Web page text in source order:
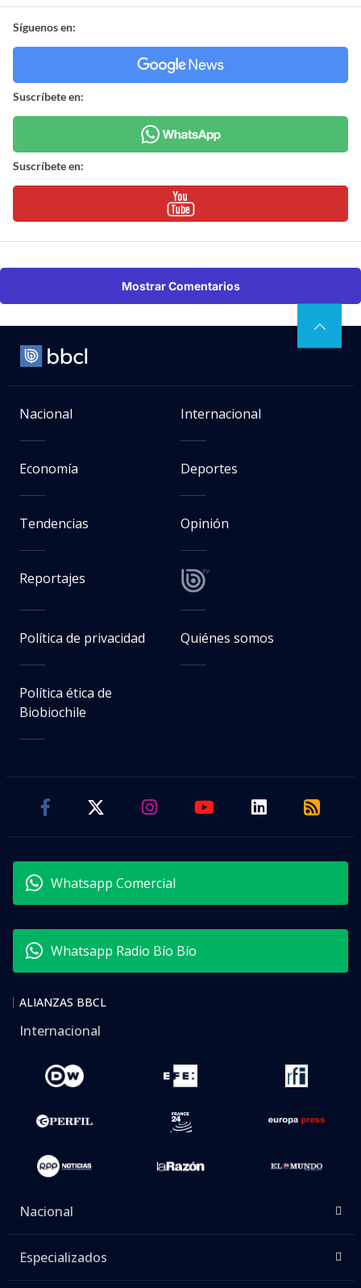
Síguenos en:
Suscríbete en:
Suscríbete en:
Mostrar Comentarios
Nacional Internacional
Economía Deportes
Tendencias Opinión
Reportajes
Política de privacidad Quiénes somos
Política ética de
Biobiochile
Whatsapp Comercial
Whatsapp Radio Bío Bío
ALIANZAS BBCL
Internacional
Nacional
Especializados